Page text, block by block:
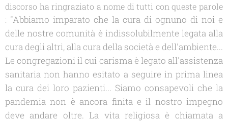
discorso ha ringraziato a nome di tutti con queste parole
: "Abbiamo imparato che la cura di ognuno di noi e
delle nostre comunità è indissolubilmente legata alla
cura degli altri, alla cura della società e dell'ambiente...
Le congregazioni il cui carisma è legato all'assistenza
sanitaria non hanno esitato a seguire in prima linea
la cura dei loro pazienti... Siamo consapevoli che la
pandemia non è ancora finita e il nostro impegno
deve andare oltre. La vita religiosa è chiamata a